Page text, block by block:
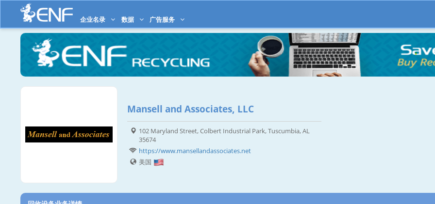
企业名录 数据 广告服务
Mansell and Associates, LLC
102 Maryland Street, Colbert Industrial Park, Tuscumbia, AL
35674
https://www.mansellandassociates.net
美国